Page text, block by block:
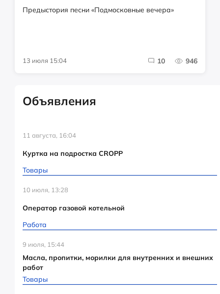
Предыстория песни «Подмосковные вечера»
13 июля 15:04 10 946
Объявления
11 августа, 16:04
Куртка на подростка CROPP
Товары
10 июля, 13:28
Оператор газовой котельной
Работа
9 июля, 15:44
Масла, пропитки, морилки для внутренних и внешних
работ
Товары